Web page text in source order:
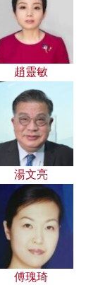
趙靈敏
湯文亮
傅瑰琦